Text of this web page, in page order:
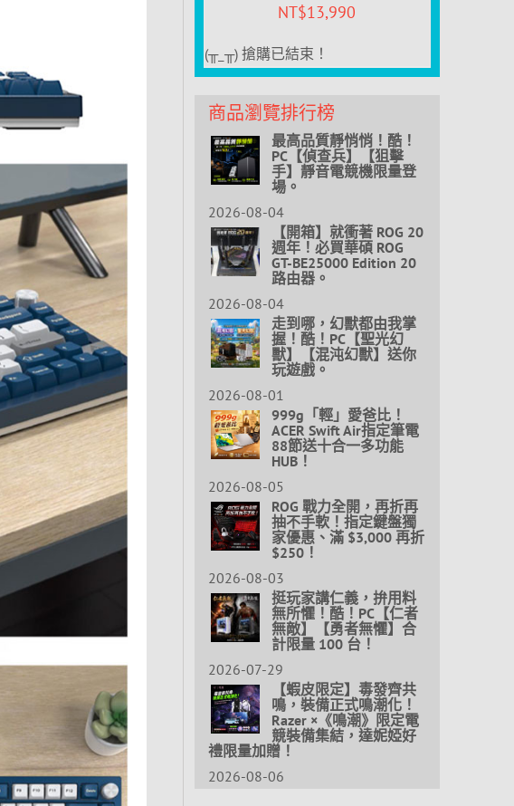
NT$13,990
(╥_╥) 搶購已結束！
商品瀏覽排行榜
最高品質靜悄悄！酷！
PC【偵查兵】【狙擊
手】靜音電競機限量登
場。
2026-08-04
【開箱】就衝著 ROG 20
週年！必買華碩 ROG
GT-BE25000 Edition 20
路由器。
2026-08-04
走到哪，幻獸都由我掌
握！酷！PC【聖光幻
獸】【混沌幻獸】送你
玩遊戲。
2026-08-01
999g「輕」愛爸比！
ACER Swift Air指定筆電
88節送十合一多功能
HUB！
2026-08-05
ROG 戰力全開，再折再
抽不手軟！指定鍵盤獨
家優惠、滿 $3,000 再折
$250！
2026-08-03
挺玩家講仁義，拚用料
無所懼！酷！PC【仁者
無敵】【勇者無懼】合
計限量 100 台！
2026-07-29
【蝦皮限定】毒發齊共
鳴，裝備正式鳴潮化！
Razer ×《鳴潮》限定電
競裝備集結，達妮婭好
禮限量加贈！
2026-08-06